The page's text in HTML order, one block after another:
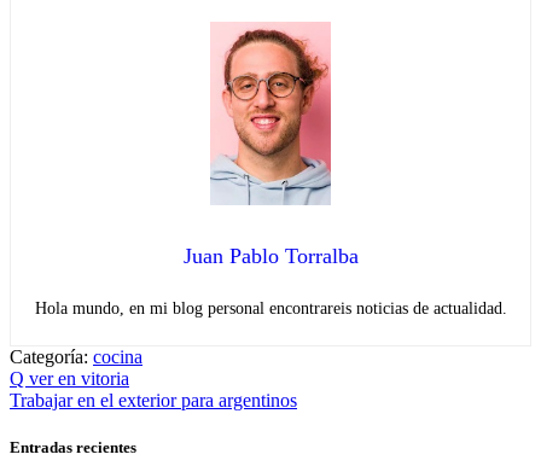
Juan Pablo Torralba
Hola mundo, en mi blog personal encontrareis noticias de actualidad.
Categoría: cocina
Navegación
de
entradas
Entrada
anterior:
Q ver en vitoria
Entrada
Trabajar en el exterior para argentinos
Entradas recientes